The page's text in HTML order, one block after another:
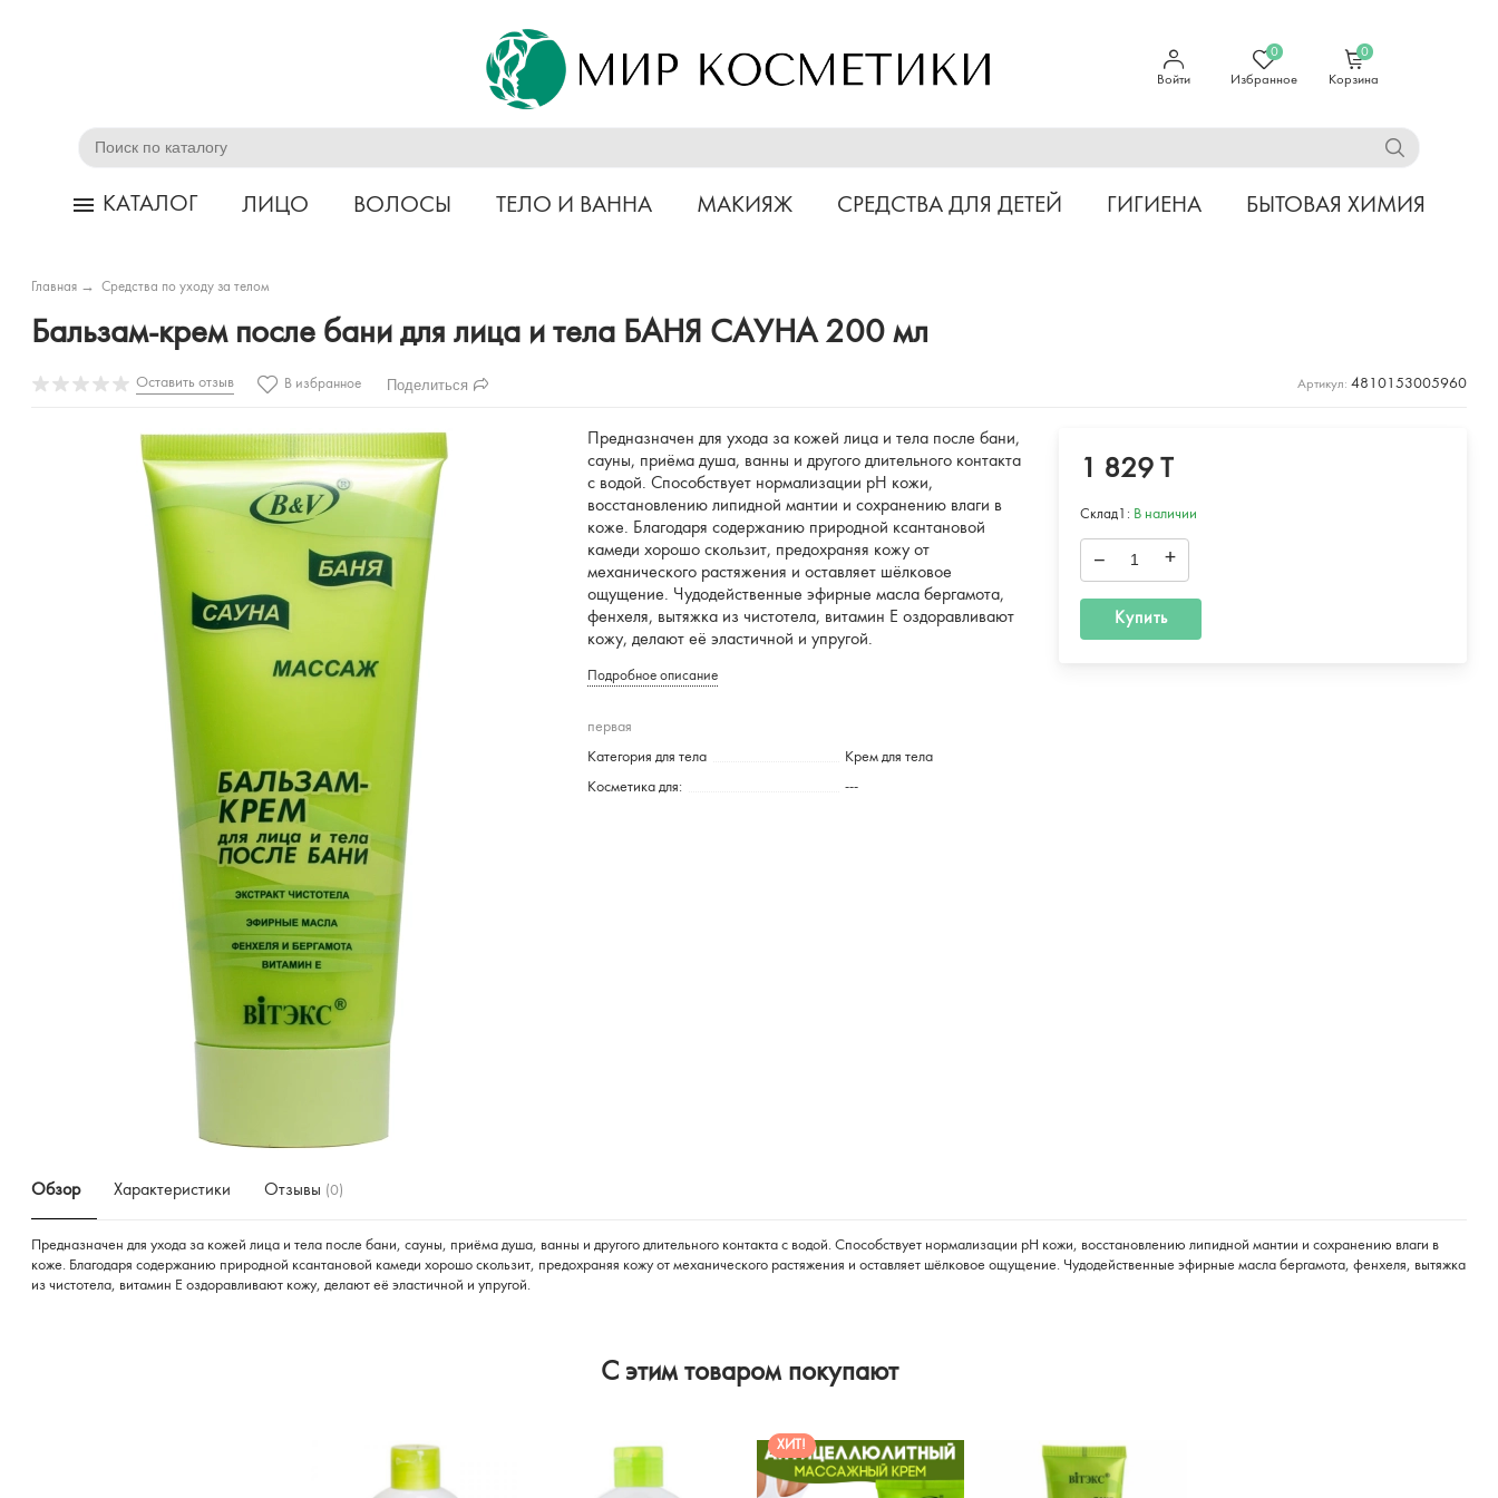
Войти
0
Избранное
0
Корзина
КАТАЛОГ ЛИЦО ВОЛОСЫ ТЕЛО И ВАННА МАКИЯЖ СРЕДСТВА ДЛЯ ДЕТЕЙ ГИГИЕНА БЫТОВАЯ ХИМИЯ
Главная → Средства по уходу за телом
Бальзам-крем после бани для лица и тела БАНЯ САУНА 200 мл
Оставить отзыв В избранное Поделиться Артикул: 4810153005960
Предназначен для ухода за кожей лица и тела после бани,
сауны, приёма душа, ванны и другого длительного контакта
с водой. Способствует нормализации pH кожи,
восстановлению липидной мантии и сохранению влаги в
коже. Благодаря содержанию природной ксантановой
камеди хорошо скользит, предохраняя кожу от
механического растяжения и оставляет шёлковое
ощущение. Чудодейственные эфирные масла бергамота,
фенхеля, вытяжка из чистотела, витамин Е оздоравливают
кожу, делают её эластичной и упругой.
Подробное описание
первая
Категория для тела Крем для тела
Косметика для: ---
1 829 T
Склад1: В наличии
– +
Купить
Обзор Характеристики Отзывы (0)
Предназначен для ухода за кожей лица и тела после бани, сауны, приёма душа, ванны и другого длительного контакта с водой. Способствует нормализации pH кожи, восстановлению липидной мантии и сохранению влаги в
коже. Благодаря содержанию природной ксантановой камеди хорошо скользит, предохраняя кожу от механического растяжения и оставляет шёлковое ощущение. Чудодейственные эфирные масла бергамота, фенхеля, вытяжка
из чистотела, витамин Е оздоравливают кожу, делают её эластичной и упругой.
C этим товаром покупают
ХИТ!